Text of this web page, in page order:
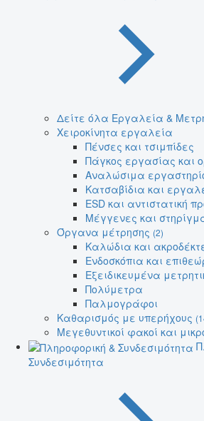
Δείτε όλα Εργαλεία &
Χειροκίνητα εργαλεία
Πένσες και τσιμπίδες
Πάγκος εργασίας και
Αναλώσιμα
Κατσαβίδια και
ESD και αντιστατική
Μέγγενες και
Όργανα μέτρησης (2)
Καλώδια και
Ενδοσκόπια και
Εξειδικευμένα
Πολύμετρα
Παλμογράφοι
Καθαρισμός με υπερήχους
Μεγεθυντικοί φακοί και
Συνδεσιμότητα